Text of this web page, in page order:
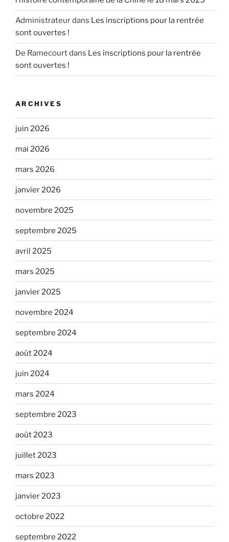
Administrateurdans Les inscriptions pour la rentrée
sont ouvertes !
De Ramecourtdans Les inscriptions pour la rentrée
sont ouvertes !
ARCHIVES
juin 2026
mai 2026
mars 2026
janvier 2026
novembre 2025
septembre 2025
avril 2025
mars 2025
janvier 2025
novembre 2024
septembre 2024
août 2024
juin 2024
mars 2024
septembre 2023
août 2023
juillet 2023
mars 2023
janvier 2023
octobre 2022
septembre 2022